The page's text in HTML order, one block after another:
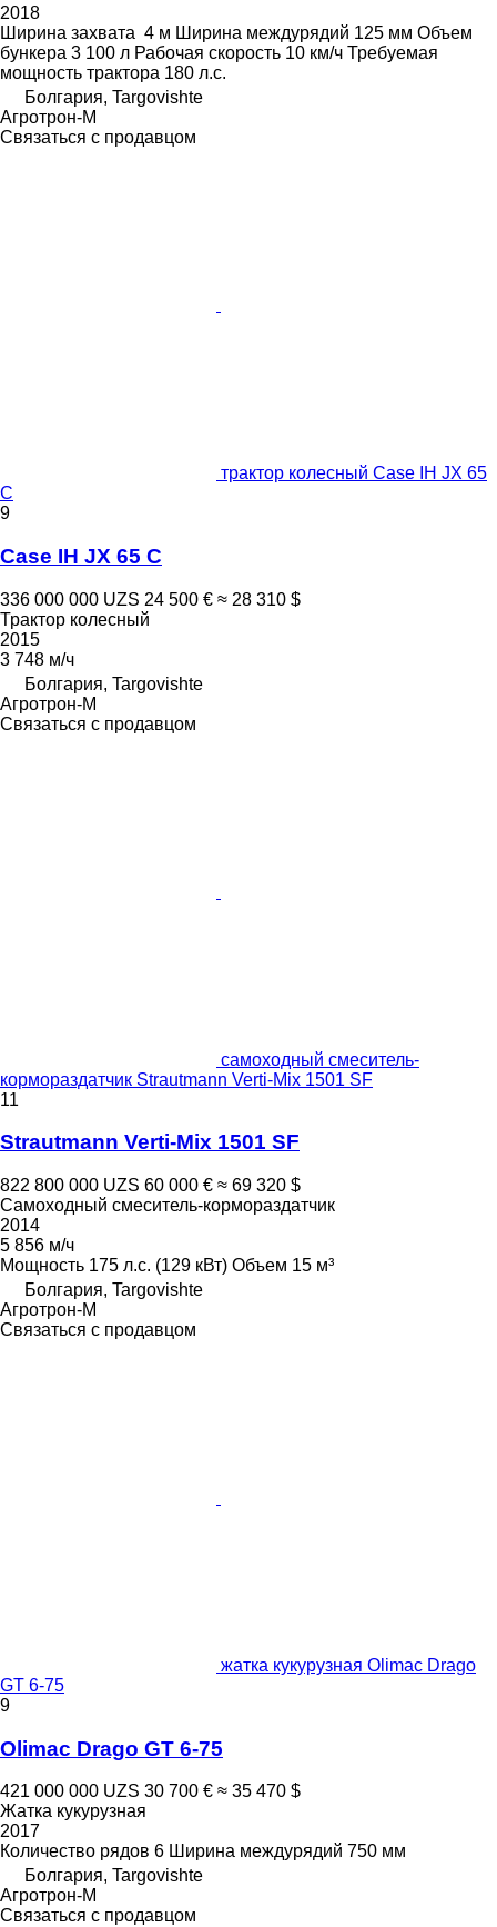
2018
Ширина захвата 4 м Ширина междурядий 125 мм Объем
бункера 3 100 л Рабочая скорость 10 км/ч Требуемая
мощность трактора 180 л.с.
Болгария, Targovishte
Агротрон-М
Связаться с продавцом
трактор колесный Case IH JX 65
C
9
Case IH JX 65 C
336 000 000 UZS 24 500 € ≈ 28 310 $
Трактор колесный
2015
3 748 м/ч
Болгария, Targovishte
Агротрон-М
Связаться с продавцом
самоходный смеситель-
кормораздатчик Strautmann Verti-Mix 1501 SF
11
Strautmann Verti-Mix 1501 SF
822 800 000 UZS 60 000 € ≈ 69 320 $
Самоходный смеситель-кормораздатчик
2014
5 856 м/ч
Мощность 175 л.с. (129 кВт) Объем 15 м³
Болгария, Targovishte
Агротрон-М
Связаться с продавцом
жатка кукурузная Olimac Drago
GT 6-75
9
Olimac Drago GT 6-75
421 000 000 UZS 30 700 € ≈ 35 470 $
Жатка кукурузная
2017
Количество рядов 6 Ширина междурядий 750 мм
Болгария, Targovishte
Агротрон-М
Связаться с продавцом